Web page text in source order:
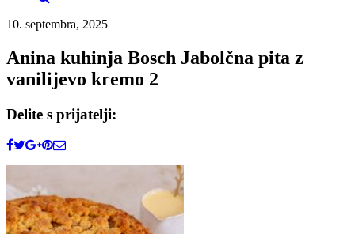
10. septembra, 2025
Anina kuhinja Bosch Jabolčna pita z
vanilijevo kremo 2
Delite s prijatelji: